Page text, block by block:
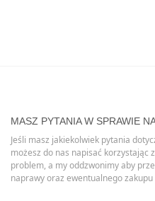
MASZ PYTANIA W SPRAWIE
Jeśli masz jakiekolwiek pytania
możesz do nas napisać korzystając z
problem, a my oddzwonimy aby
naprawy oraz ewentualnego